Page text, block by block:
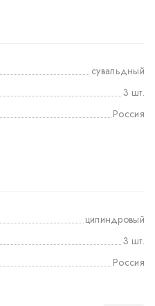
сувальдный
3 шт.
Россия
цилиндровый
3 шт.
Россия